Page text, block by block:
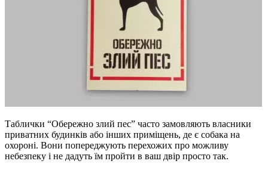
Таблички “Обережно злий пес” часто замовляють власники
приватних будинків або інших приміщень, де є собака на
охороні. Вони попереджують перехожих про можливу
небезпеку і не дадуть їм пройти в ваш двір просто так.